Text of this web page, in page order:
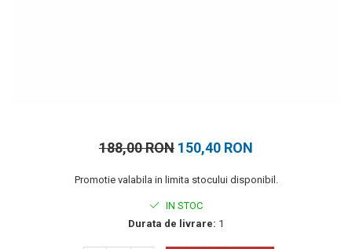
188,00 RON 150,40 RON
Promotie valabila in limita stocului disponibil.
IN STOC
Durata de livrare: 1